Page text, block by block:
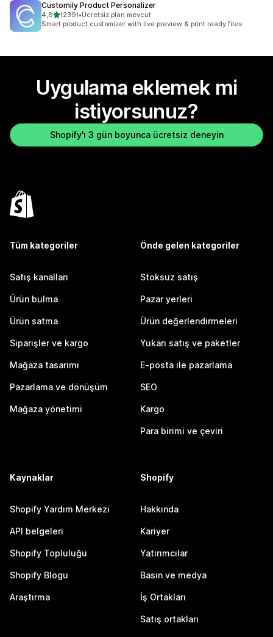
Customily Product Personalizer
4,85 yıldız üzerinden
(239)
toplam 239 değerlendirme
•Ücretsiz plan mevcut
Smart product customizer with live preview & print ready files
Uygulama eklemek mi
istiyorsunuz?
Shopify'ı 3 gün boyunca ücretsiz deneyin
Tüm kategoriler
Satış kanalları
Ürün bulma
Ürün satma
Siparişler ve kargo
Mağaza tasarımı
Pazarlama ve dönüşüm
Mağaza yönetimi
Önde gelen kategoriler
Stoksuz satış
Pazar yerleri
Ürün değerlendirmeleri
Yukarı satış ve paketler
E-posta ile pazarlama
SEO
Kargo
Para birimi ve çeviri
Kaynaklar
Shopify Yardım Merkezi
API belgeleri
Shopify Topluluğu
Shopify Blogu
Araştırma
Shopify
Hakkında
Kariyer
Yatırımcılar
Basın ve medya
İş Ortakları
Satış ortakları